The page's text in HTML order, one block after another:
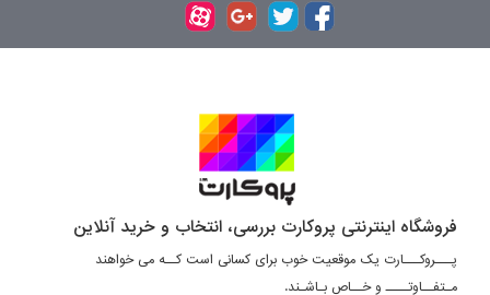
فروشگاه اینترنتی پروکارت بررسی، انتخاب و خرید آنلاین
پـــروکـــارت یک موقعیت خوب برای کسانی است کــه می خواهند
مـتفــاوتــــ و خــاص بـاشـند.